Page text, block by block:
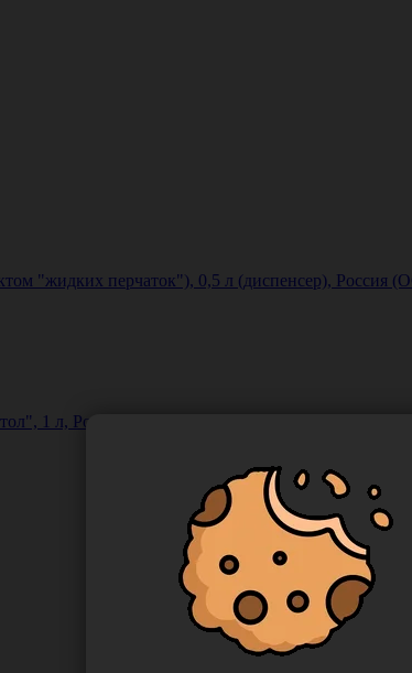
"жидких перчаток"), 0,5 л (диспенсер), Россия
1 л, Россия (ООО "Автохимпроект") ДБартол-1К